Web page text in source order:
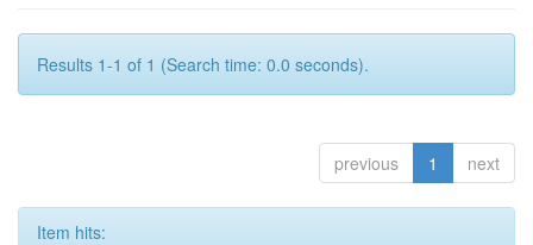
Results 1-1 of 1 (Search time: 0.0 seconds).
previous 1 next
Item hits: